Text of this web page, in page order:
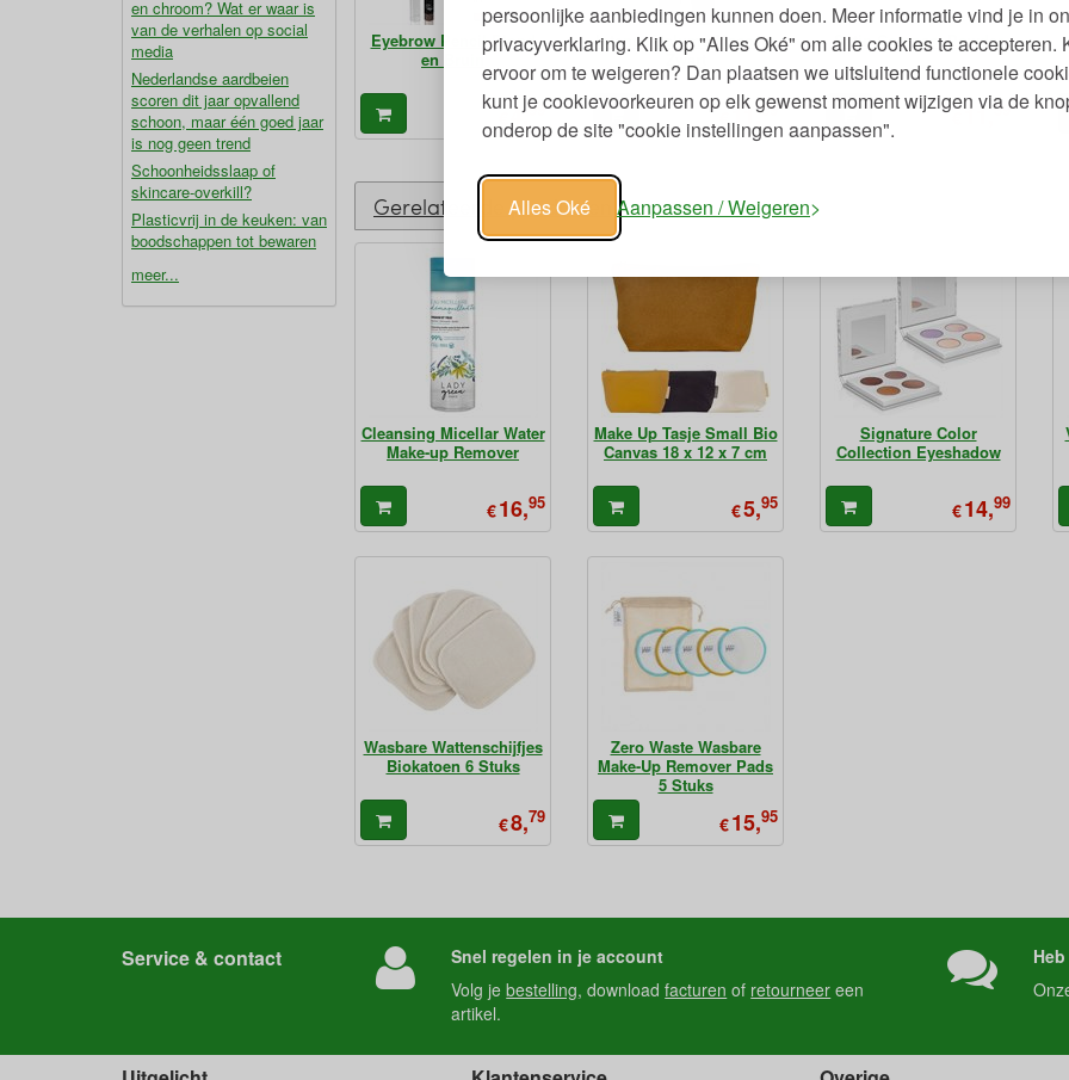
persoonlijke aanbiedingen kunnen doen. Meer informatie vind je in
privacyverklaring. Klik op "Alles Oké" om alle cookies te accepteren.
ervoor om te weigeren? Dan plaatsen we uitsluitend functionele
kunt je cookievoorkeuren op elk gewenst moment wijzigen via de
onderop de site "cookie instellingen aanpassen".
Alles Oké Aanpassen / Weigeren
en chroom? Wat er waar is
van de verhalen op social
media
Nederlandse aardbeien
scoren dit jaar opvallend
schoon, maar één goed jaar
is nog geen trend
Schoonheidsslaap of
skincare-overkill?
Plasticvrij in de keuken: van
boodschappen tot bewaren
meer...
Eyebrow Pencil Blond
en Bruin
€ 4,99
Intense Volume Mascara
Zwart
€11,39
Satin Compact Powder
€11,39
Gerelateerde producten
Cleansing Micellar Water
Make-up Remover
€16,95
Make Up Tasje Small Bio
Canvas 18 x 12 x 7 cm
€5,95
Signature Color
Collection Eyeshadow
€14,99
Wasbare Wattenschijfjes
Biokatoen 6 Stuks
€8,79
Zero Waste Wasbare
Make-Up Remover Pads
5 Stuks
€15,95
Service & contact
Snel regelen in je account
Volg jebestelling, downloadfacturen of retourneer een
artikel.